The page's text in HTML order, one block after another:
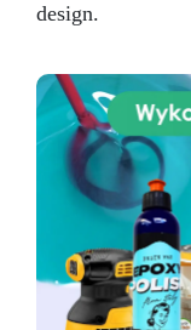
design.